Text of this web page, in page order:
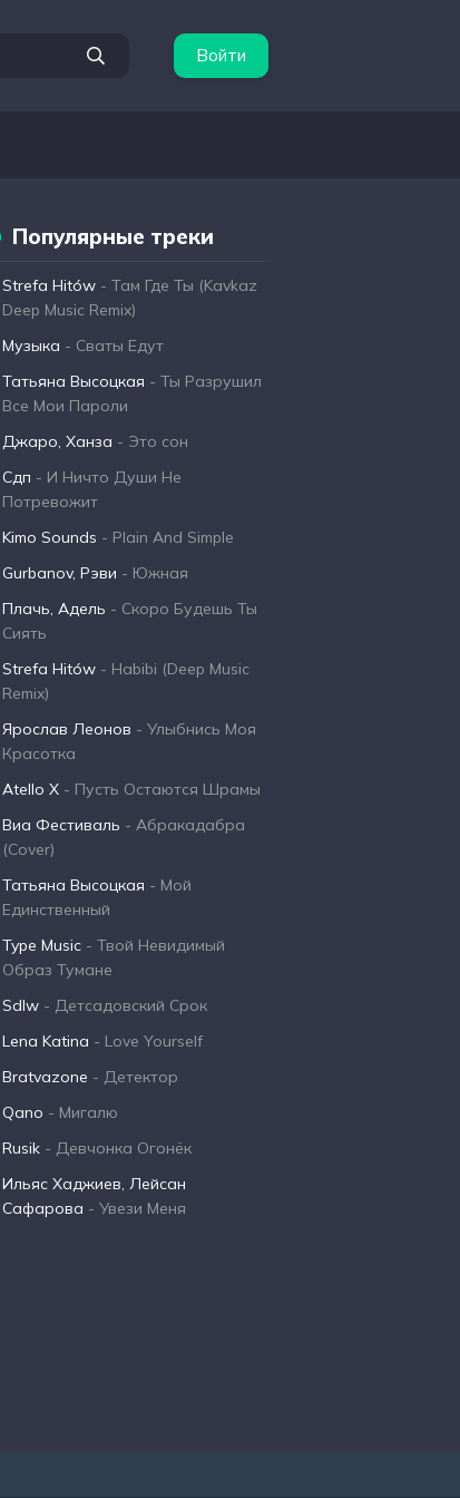
Войти
Популярные треки
Strefa Hitów - Там Где Ты (Kavkaz
Deep Music Remix)
Музыка - Сваты Едут
Татьяна Высоцкая - Ты Разрушил
Все Мои Пароли
Джаро, Ханза - Это сон
Сдп - И Ничто Души Не
Потревожит
Kimo Sounds - Plain And Simple
Gurbanov, Рэви - Южная
Плачь, Адель - Скоро Будешь Ты
Сиять
Strefa Hitów - Habibi (Deep Music
Remix)
Ярослав Леонов - Улыбнись Моя
Красотка
Atello X - Пусть Остаются Шрамы
Виа Фестиваль - Абракадабра
(Cover)
Татьяна Высоцкая - Мой
Единственный
Type Music - Твой Невидимый
Образ Тумане
Sdlw - Детсадовский Срок
Lena Katina - Love Yourself
Bratvazone - Детектор
Qano - Мигалю
Rusik - Девчонка Огонёк
Ильяс Хаджиев, Лейсан
Сафарова - Увези Меня